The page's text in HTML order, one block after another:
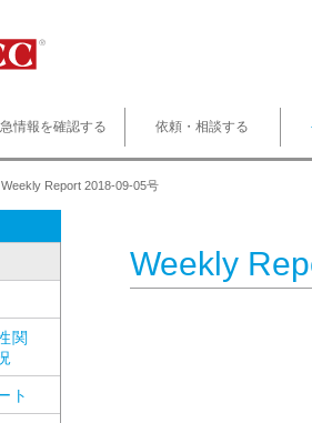
情報を確認する 依頼・相談する
Weekly Report 2018-09-05号
Weekly
関
ト